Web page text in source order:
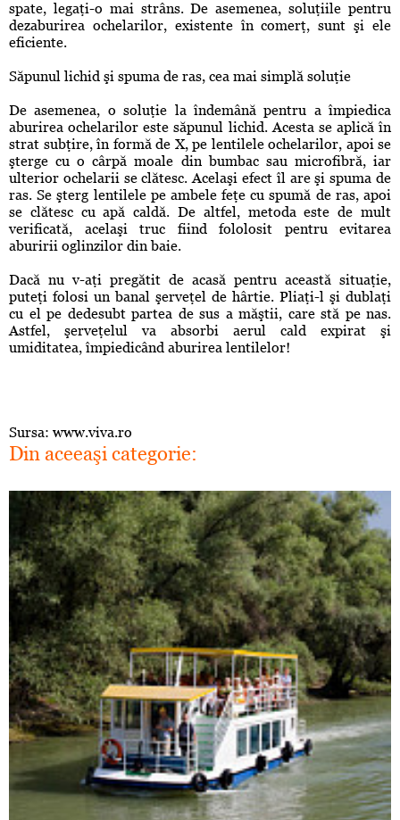
spate, legaţi-o mai strâns. De asemenea, soluţiile pentru
dezaburirea ochelarilor, existente în comerţ, sunt şi ele
eficiente.
Săpunul lichid şi spuma de ras, cea mai simplă soluţie
De asemenea, o soluţie la îndemână pentru a împiedica
aburirea ochelarilor este săpunul lichid. Acesta se aplică în
strat subţire, în formă de X, pe lentilele ochelarilor, apoi se
şterge cu o cârpă moale din bumbac sau microfibră, iar
ulterior ochelarii se clătesc. Acelaşi efect îl are şi spuma de
ras. Se şterg lentilele pe ambele feţe cu spumă de ras, apoi
se clătesc cu apă caldă. De altfel, metoda este de mult
verificată, acelaşi truc fiind fololosit pentru evitarea
aburirii oglinzilor din baie.
Dacă nu v-aţi pregătit de acasă pentru această situaţie,
puteţi folosi un banal şerveţel de hârtie. Pliaţi-l şi dublaţi
cu el pe dedesubt partea de sus a măştii, care stă pe nas.
Astfel, şerveţelul va absorbi aerul cald expirat şi
umiditatea, împiedicând aburirea lentilelor!
Sursa: www.viva.ro
Din aceeaşi categorie: